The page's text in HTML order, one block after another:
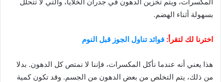
بسهولة أثناء الهضم.
اخترنا لك لتقرأ: فوائد تناول الجوز قبل النوم
هذا يعني أنه عندما نأكل المكسرات، فإننا لا نمتص كل الدهون. بدلا
من ذلك، يتم التخلص من بعض الدهون من الجسم. وقد تكون كمية